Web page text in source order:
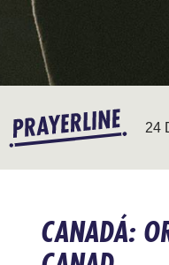
24
CANADÁ: